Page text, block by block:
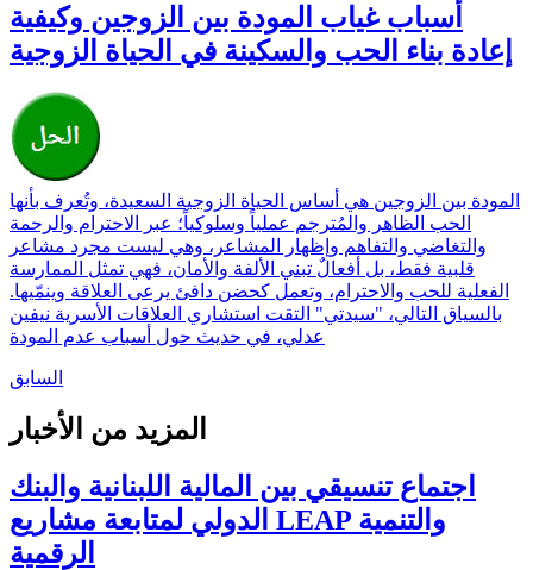
أسباب غياب المودة بين الزوجين وكيفية
إعادة بناء الحب والسكينة في الحياة الزوجية
المودة بين الزوجين هي أساس الحياة الزوجية السعيدة، وتُعرف بأنها
الحب الظاهر والمُترجم عملياً وسلوكياً؛ عبر الاحترام والرحمة
والتغاضي والتفاهم وإظهار المشاعر، وهي ليست مجرد مشاعر
قلبية فقط، بل أفعالٌ تبني الألفة والأمان، فهي تمثل الممارسة
الفعلية للحب والاحترام، وتعمل كحضن دافئ يرعى العلاقة وينمّيها.
بالسياق التالي، "سيدتي" التقت استشاري العلاقات الأسرية نيفين
عدلي، في حديث حول أسباب عدم المودة
السابق
المزيد من الأخبار
اجتماع تنسيقي بين المالية اللبنانية والبنك
الدولي لمتابعة مشاريع LEAP والتنمية
الرقمية